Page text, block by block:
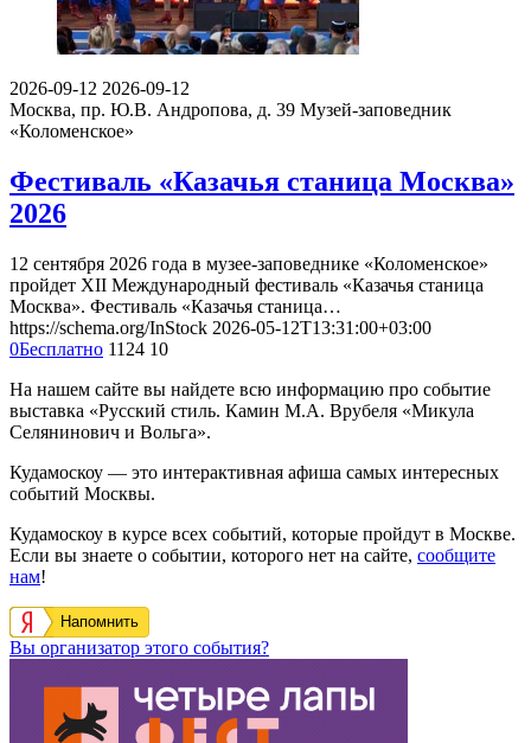
2026-09-12 2026-09-12
Москва, пр. Ю.В. Андропова, д. 39 Музей-заповедник
«Коломенское»
Фестиваль «Казачья станица Москва»
2026
12 сентября 2026 года в музее-заповеднике «Коломенское»
пройдет XII Международный фестиваль «Казачья станица
Москва». Фестиваль «Казачья станица…
https://schema.org/InStock 2026-05-12T13:31:00+03:00
0Бесплатно 1124 10
На нашем сайте вы найдете всю информацию про событие
выставка «Русский стиль. Камин М.А. Врубеля «Микула
Селянинович и Вольга».
Кудамоскоу — это интерактивная афиша самых интересных
событий Москвы.
Кудамоскоу в курсе всех событий, которые пройдут в Москве.
Если вы знаете о событии, которого нет на сайте, сообщите
нам!
Напомнить
Вы организатор этого события?